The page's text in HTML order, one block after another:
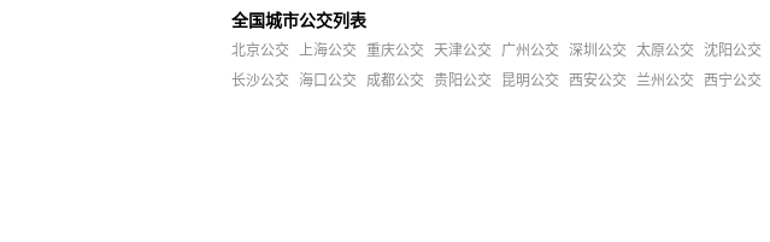
全国城市公交列表
北京公交 上海公交 重庆公交 天津公交 广州公交 深圳公交 太原公交 沈阳公交
长沙公交
海口公交 成都公交 贵阳公交 昆明公交 西安公交 兰州公交 西宁公交